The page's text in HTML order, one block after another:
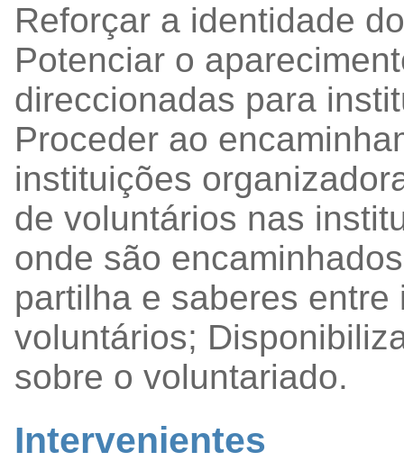
Reforçar a identidade
Potenciar o
direccionadas para
Proceder ao
instituições
de voluntários nas
onde são
partilha e saberes
voluntários;
sobre o voluntariado.
Intervenientes